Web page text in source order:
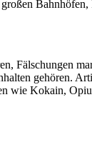
Fälschungen
gehören.
wie Kokain,